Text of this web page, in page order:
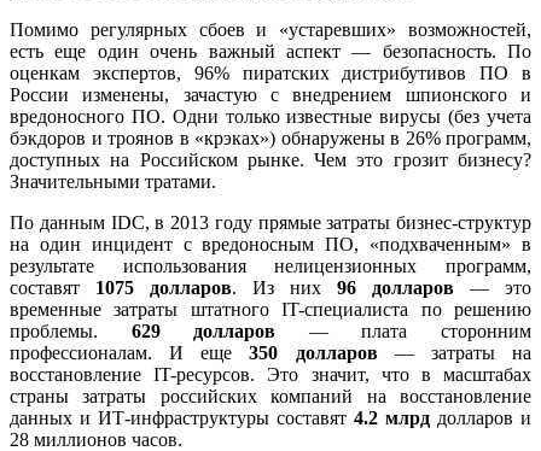
Помимо регулярных сбоев и «устаревших» возможностей,
есть еще один очень важный аспект — безопасность. По
оценкам экспертов, 96% пиратских дистрибутивов ПО в
России изменены, зачастую с внедрением шпионского и
вредоносного ПО. Одни только известные вирусы (без учета
бэкдоров и троянов в «крэках») обнаружены в 26% программ,
доступных на Российском рынке. Чем это грозит бизнесу?
Значительными тратами.
По данным IDC, в 2013 году прямые затраты бизнес-структур
на один инцидент с вредоносным ПО, «подхваченным» в
результате использования нелицензионных программ,
составят 1075 долларов. Из них 96 долларов — это
временные затраты штатного IT-специалиста по решению
проблемы. 629 долларов — плата сторонним
профессионалам. И еще350 долларов— затраты на
восстановление IT-ресурсов. Это значит, что в масштабах
страны затраты российских компаний на восстановление
данных и ИТ-инфраструктуры составят 4.2 млрд долларов и
28 миллионов часов.